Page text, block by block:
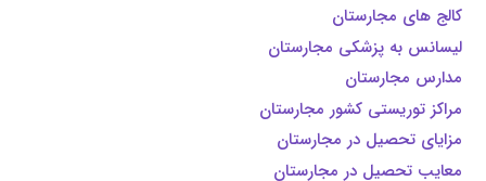
کالج های مجارستان
لیسانس به پزشکی مجارستان
مدارس مجارستان
مراکز توریستی کشور مجارستان
مزایای تحصیل در مجارستان
معایب تحصیل در مجارستان